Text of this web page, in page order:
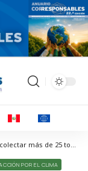
Corresponsables > Noticias > Voluntarios logran recolectar más de 25 toneladas de desechos en la playa Márquez, una de las más contaminadas de Sudamérica
POR EL CLIMA